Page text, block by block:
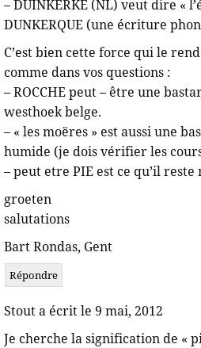
– DUINKERKE (NL) veut dire «
DUNKERQUE (une écriture
C’est bien cette force qui le
comme dans vos questions :
– ROCCHE peut – être une
westhoek belge.
– « les moëres » est aussi une
humide (je dois vérifier les
– peut etre PIE est ce qu’il
groeten
salutations
Bart Rondas, Gent
Répondre
Stout a écrit le 9 mai, 2012
Je cherche la signification de «